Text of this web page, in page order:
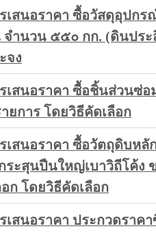
เสนอราคา ซื้อวัสดุอุปก
ำนวน ๕๕๐ กก. (ดินประ
จง
เสนอราคา ซื้อชิ้นส่วนซ่
ยการ โดยวิธีคัดเลือก
เสนอราคา ซื้อวัตถุดิบห
ระสุนปืนใหญ่เบาวิถีโค้ง
ก โดยวิธีคัดเลือก
เสนอราคา ประกวดราค